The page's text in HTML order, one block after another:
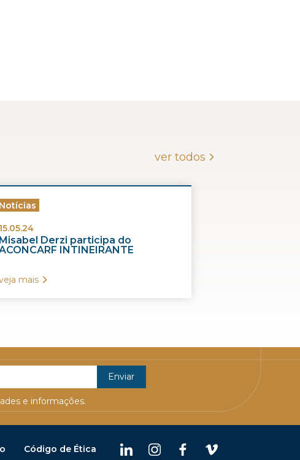
ver todos
Notícias
15.05.24
Misabel Derzi participa do
INTINEIRANTE
mais
e informações.
Código de Ética